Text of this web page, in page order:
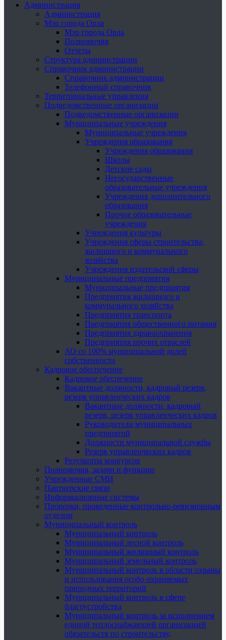
Администрация
Администрация
Мэр города Орла
Мэр города Орла
Полномочия
Отчеты
Структура администрации
Справочник администрации
Справочник администрации
Телефонный справочник
Территориальные управления
Подведомственные организации
Подведомственные организации
Муниципальные учреждения
Муниципальные учреждения
Учреждения образования
Учреждения образования
Школы
Детские сады
Негосударственные
образовательные учреждения
Учреждения дополнительного
образования
Прочие образовательные
учреждения
Учреждения культуры
Учреждения сферы строительства,
жилищного и коммунального
хозяйства
Учреждения издательской сферы
Муниципальные предприятия
Муниципальные предприятия
Предприятия жилищного и
коммунального хозяйства
Предприятия транспорта
Предприятия общественного питания
Предприятия здравоохранения
Предприятия прочих отраслей
АО со 100% муниципальной долей
собственности
Кадровое обеспечение
Кадровое обеспечение
Вакантные должности, кадровый резерв,
резерв управленческих кадров
Вакантные должности, кадровый
резерв, резерв управленческих кадров
Руководители муниципальных
предприятий
Должности муниципальной службы
Резерв управленческих кадров
Результаты конкурсов
Полномочия, задачи и функции
Учрежденные СМИ
Партнерские связи
Информационные системы
Проверки, проведенные контрольно-ревизионным
отделом
Муниципальный контроль
Муниципальный контроль
Муниципальный лесной контроль
Муниципальный жилищный контроль
Муниципальный земельный контроль
Муниципальный контроль в области охраны
и использования особо охраняемых
природных территорий
Муниципальный контроль в сфере
благоустройства
Муниципальный контроль за исполнением
единой теплоснабжающей организацией
обязательств по строительству,